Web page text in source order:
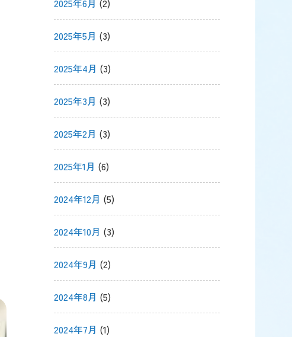
2025年6月 (2)
2025年5月 (3)
2025年4月 (3)
2025年3月 (3)
2025年2月 (3)
2025年1月 (6)
2024年12月 (5)
2024年10月 (3)
2024年9月 (2)
2024年8月 (5)
2024年7月 (1)